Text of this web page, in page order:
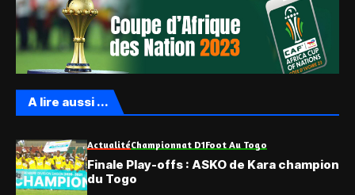
A lire aussi ...
ActualitéChampionnat D1Foot Au Togo
Finale Play-offs : ASKO de Kara champion
du Togo